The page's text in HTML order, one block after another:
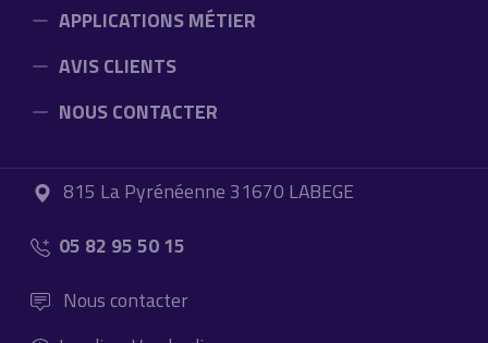
APPLICATIONS MÉTIER
AVIS CLIENTS
NOUS CONTACTER
815 La Pyrénéenne 31670 LABEGE
05 82 95 50 15
Nous contacter